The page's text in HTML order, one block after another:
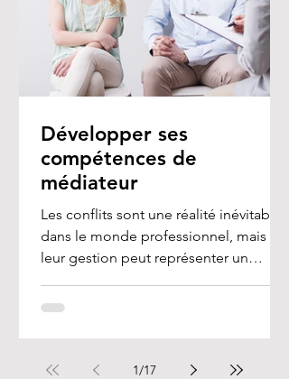
Développer ses
compétences de
médiateur
Les conflits sont une réalité inévitable
dans le monde professionnel, mais
leur gestion peut représenter un
1/17